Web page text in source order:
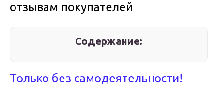
отзывам покупателей
Содержание:
Только без самодеятельности!